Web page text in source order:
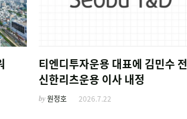
티엔디투자운용 대표에 김민수 전
신한리츠운용 이사 내정
by원정호 2026.7.22